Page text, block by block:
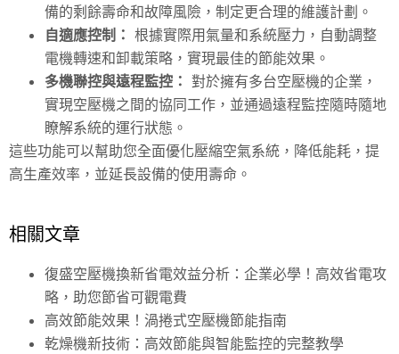
備的剩餘壽命和故障風險，制定更合理的維護計劃。
自適應控制： 根據實際用氣量和系統壓力，自動調整
電機轉速和卸載策略，實現最佳的節能效果。
多機聯控與遠程監控： 對於擁有多台空壓機的企業，
實現空壓機之間的協同工作，並通過遠程監控隨時隨地
瞭解系統的運行狀態。
這些功能可以幫助您全面優化壓縮空氣系統，降低能耗，提
高生產效率，並延長設備的使用壽命。
相關文章
復盛空壓機換新省電效益分析：企業必學！高效省電攻
略，助您節省可觀電費
高效節能效果！渦捲式空壓機節能指南
乾燥機新技術：高效節能與智能監控的完整教學